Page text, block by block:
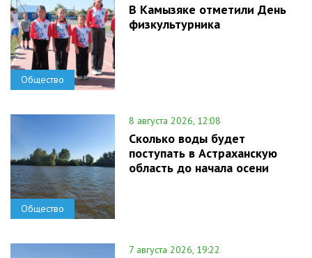
Общество
В Камызяке отметили День
физкультурника
Общество
8 августа 2026, 12:08
Сколько воды будет
поступать в Астраханскую
область до начала осени
7 августа 2026, 19:22